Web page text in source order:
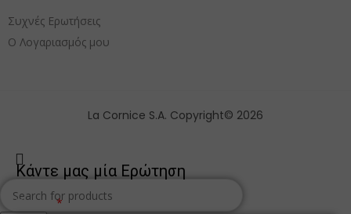
Συχνές Ερωτήσεις
Ο Λογαριασμός μου
La Cornice S.A. Copyright© 2026
Κάντε μας μία Ερώτηση
Όνομα